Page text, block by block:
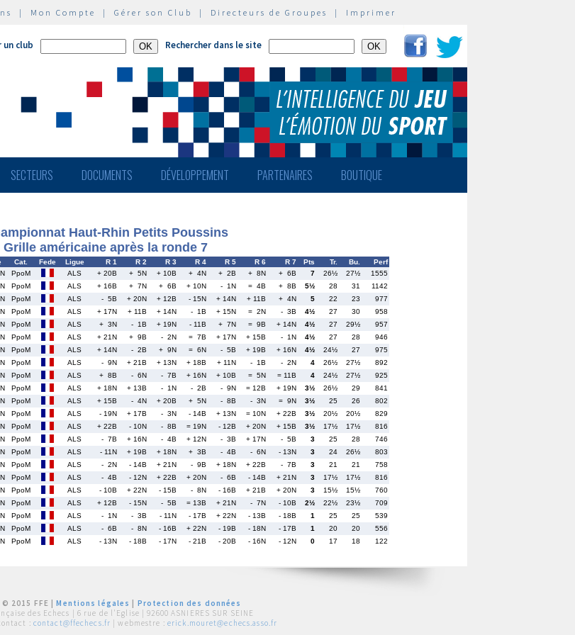
| Mon Compte | Gérer son Club | Directeurs de Groupes | Imprimer
un club Rechercher dans le site
SECTEURS DOCUMENTS DÉVELOPPEMENT PARTENAIRES BOUTIQUE
Haut-Rhin Petits Poussins
Grille américaine après la ronde 7
Cat. Fede Ligue R 1 R 2 R 3 R 4 R 5 R 6 R 7 Pts Tr. Bu.
Perf
PpoM ALS + 20B + 5N + 10B + 4N + 2B + 8N + 6B 7 26½ 27½
1555
PpoM ALS + 16B + 7N + 6B + 10N - 1N = 4B + 8B 5½ 28 31
1142
PpoM ALS - 5B + 20N + 12B - 15N + 14N + 11B + 4N 5 22 23
977
PpoM ALS + 17N + 11B + 14N - 1B + 15N = 2N - 3B 4½ 27 30
958
PpoM ALS + 3N - 1B + 19N - 11B + 7N = 9B + 14N 4½ 27 29½
957
PpoM ALS + 21N + 9B - 2N = 7B + 17N + 15B - 1N 4½ 27 28
946
PpoM ALS + 14N - 2B + 9N = 6N - 5B + 19B + 16N 4½ 24½ 27
975
PpoM ALS - 9N + 21B + 13N + 18B + 11N - 1B - 2N 4 26½ 27½
892
PpoM ALS + 8B - 6N - 7B + 16N + 10B = 5N = 11B 4 24½ 27½
925
PpoM ALS + 18N + 13B - 1N - 2B - 9N = 12B + 19N 3½ 26½ 29
841
PpoM ALS + 15B - 4N + 20B + 5N - 8B - 3N = 9N 3½ 25 26
802
PpoM ALS - 19N + 17B - 3N - 14B + 13N = 10N + 22B 3½ 20½ 20½
829
PpoM ALS + 22B - 10N - 8B = 19N - 12B + 20N + 15B 3½ 17½ 17½
816
PpoM ALS - 7B + 16N - 4B + 12N - 3B + 17N - 5B 3 25 28
746
PpoM ALS - 11N + 19B + 18N + 3B - 4B - 6N - 13N 3 24 26½
803
PpoM ALS - 2N - 14B + 21N - 9B + 18N + 22B - 7B 3 21 21
758
PpoM ALS - 4B - 12N + 22B + 20N - 6B - 14B + 21N 3 17½ 17½
816
PpoM ALS - 10B + 22N - 15B - 8N - 16B + 21B + 20N 3 15½ 15½
760
PpoM ALS + 12B - 15N - 5B = 13B + 21N - 7N - 10B 2½ 22½ 23½
709
PpoM ALS - 1N - 3B - 11N - 17B + 22N - 13B - 18B 1 25 25
539
PpoM ALS - 6B - 8N - 16B + 22N - 19B - 18N - 17B 1 20 20
556
PpoM ALS - 13N - 18B - 17N - 21B - 20B - 16N - 12N 0 17 18 122
2015 FFE |Mentions légales
Protection des données
des Echecs | 6 rue de l'Eglise | 92600 ASNIERES SUR SEINE
: contact@ffechecs.fr | webmestre : erick.mouret@echecs.asso.fr